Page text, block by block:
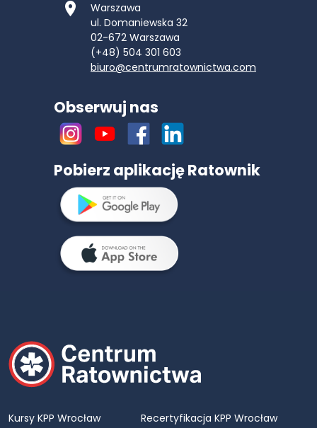
Warszawa
ul. Domaniewska 32
02-672 Warszawa
(+48) 504 301 603
biuro@centrumratownictwa.com
Obserwuj nas
Pobierz aplikację Ratownik
Kursy KPP Wrocław
Recertyfikacja KPP Wrocław